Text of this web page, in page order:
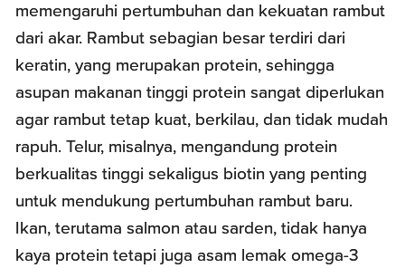
memengaruhi pertumbuhan dan kekuatan rambut
dari akar. Rambut sebagian besar terdiri dari
keratin, yang merupakan protein, sehingga
asupan makanan tinggi protein sangat diperlukan
agar rambut tetap kuat, berkilau, dan tidak mudah
rapuh. Telur, misalnya, mengandung protein
berkualitas tinggi sekaligus biotin yang penting
untuk mendukung pertumbuhan rambut baru.
Ikan, terutama salmon atau sarden, tidak hanya
kaya protein tetapi juga asam lemak omega-3